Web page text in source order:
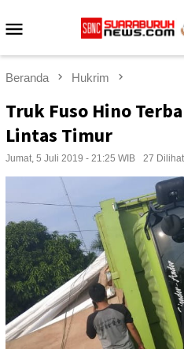
ke
Beranda Hukrim
Truk Fuso Hino
Lintas Timur
Jumat, 5 Juli 2019 - 21:25 WIB 27 Dilihat